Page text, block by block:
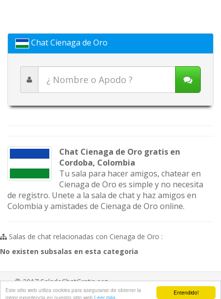
Entendido!
Este sitio web utiliza cookies para asegurarse de obtener la
mejor experiencia en nuestro sitio web Leer más
Chat Cienaga de Oro
Chat Cienaga de Oro gratis en
Cordoba, Colombia
Tu sala para hacer amigos, chatear en
Cienaga de Oro es simple y no necesita
de registro. Unete a la sala de chat y haz amigos en
Colombia y amistades de Cienaga de Oro online.
Salas de chat relacionadas con Cienaga de Oro :
No existen subsalas en esta categoria
© 2017 SaladeChatGratis.org
Aviso legal
Ayuda Contacta